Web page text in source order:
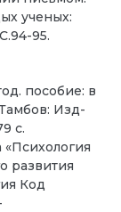
ученых:
95.
пособие: в
Изд-
с.
развития
Код